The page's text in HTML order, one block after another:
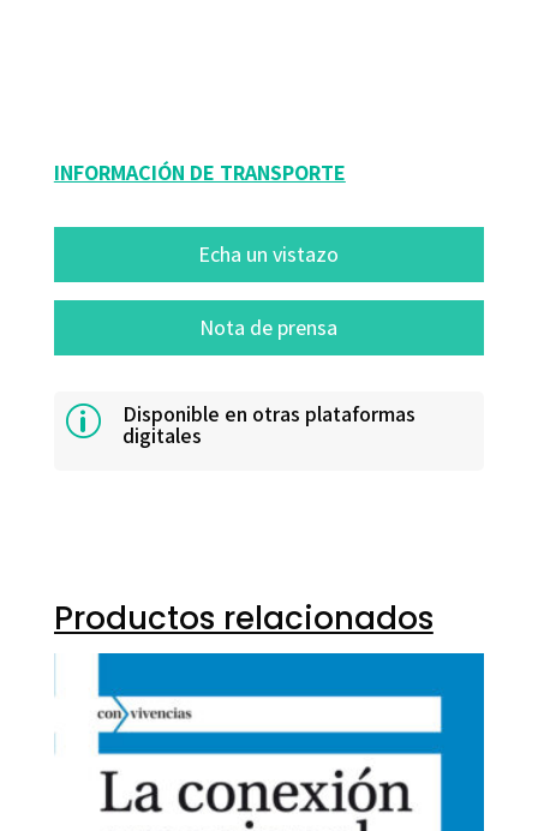
INFORMACIÓN DE TRANSPORTE
Echa un vistazo
Nota de prensa
p Disponible en otras plataformas
digitales
Productos relacionados